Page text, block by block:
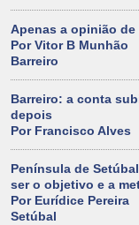
Apenas a opinião
Por Vitor B Munhão
Barreiro
Barreiro: a conta
depois
Por Francisco Alves
Península de
ser o objetivo e a
Por Eurídice Pereira
Setúbal